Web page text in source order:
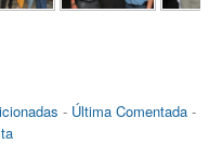
- Última Comentada-